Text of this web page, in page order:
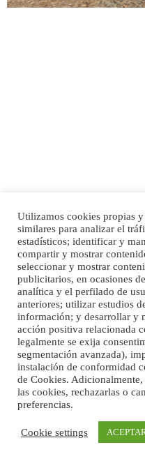
Ninfa perdida
El día 5 se los perdió una ninfa
perdió por la zon...
Leales.org » Gran Canaria | 6.7.2025
Adopcion
Busco casa de acogida para mi
Leales.org » Gran Canaria
4.7.2025
Inicio Publicidad
Aviso Legal
Utilizamos cookies propias
similares para analizar el
estadísticos; identificar y
compartir y mostrar
seleccionar y mostrar
publicitarios, en ocasiones
analítica y el perfilado de
anteriores; utilizar estudios
información; y desarrollar y
acción positiva relacionada
legalmente se exija
segmentación avanzada),
instalación de conformidad
de Cookies. Adicionalmente,
las cookies, rechazarlas o
preferencias.
Cookie settings